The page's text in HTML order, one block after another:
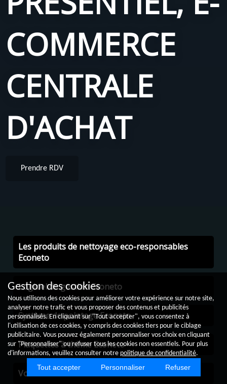
Gestion des cookies
Nous utilisons des cookies pour améliorer votre expérience sur notre site,
analyser notre trafic et vous proposer des contenus et publicités
personnalisés. En cliquant sur "Tout accepter", vous consentez à
l'utilisation de ces cookies, y compris des cookies tiers pour le ciblage
publicitaire. Vous pouvez également personnaliser vos choix en cliquant
sur "Personnaliser" ou refuser tous les cookies non essentiels. Pour plus
d'informations, veuillez consulter notre politique de confidentialité.
Tout accepter Personnaliser Refuser
COMMERCE
CENTRALE
D'ACHAT
Prendre RDV
Les produits de nettoyage eco-responsables
Econeto
Logiciel de gestion Econeto
Système de pointage Econeto
Plaquettes à thème Econeto
Vos véhicules de société